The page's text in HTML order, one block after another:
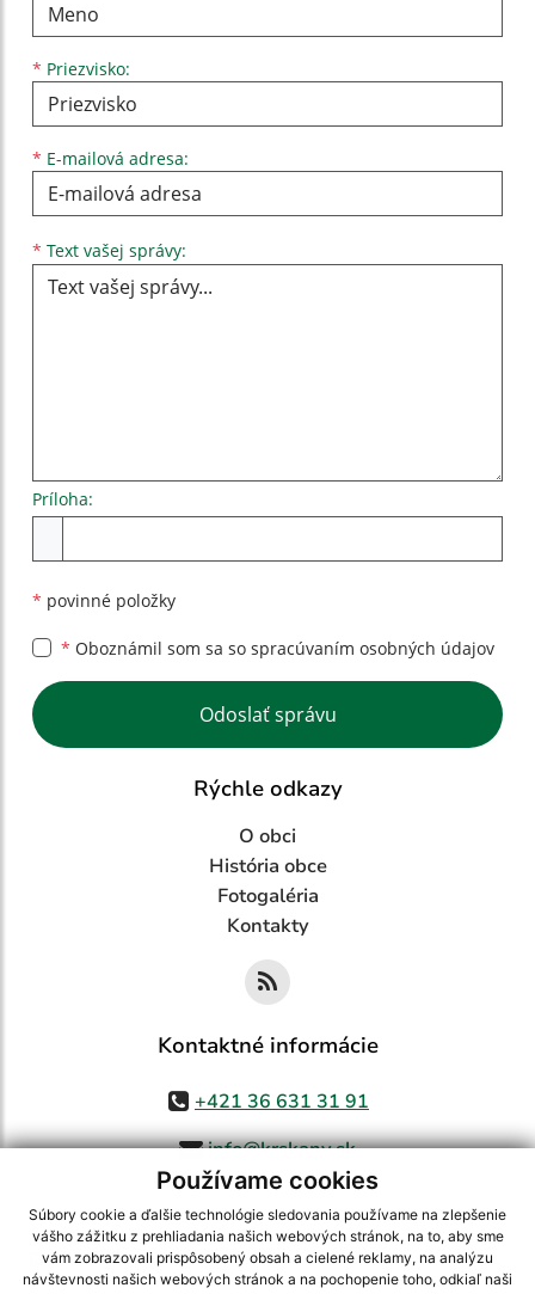
Používame cookies
Súbory cookie a ďalšie technológie sledovania používame na zlepšenie
vášho zážitku z prehliadania našich webových stránok, na to, aby sme
vám zobrazovali prispôsobený obsah a cielené reklamy, na analýzu
návštevnosti našich webových stránok a na pochopenie toho, odkiaľ naši
* Priezvisko:
* E-mailová adresa:
* Text vašej správy:
Príloha:
* povinné položky
* Oboznámil som sa so spracúvaním osobných údajov
Google reCaptcha Response
Odoslať správu
Rýchle odkazy
O obci
História obce
Fotogaléria
Kontakty
Kontaktné informácie
+421 36 631 31 91
info@krskany.sk
využite možnosť získavania aktuálnych informácií s využitím RSS
CMS systém (redakčný) systém ECHELON 2,Mapa stránok,web portál